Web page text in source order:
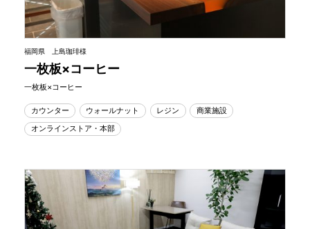
福岡県 上島珈琲様
一枚板×コーヒー
一枚板×コーヒー
カウンター ウォールナット レジン
商業施設
オンラインストア・本部